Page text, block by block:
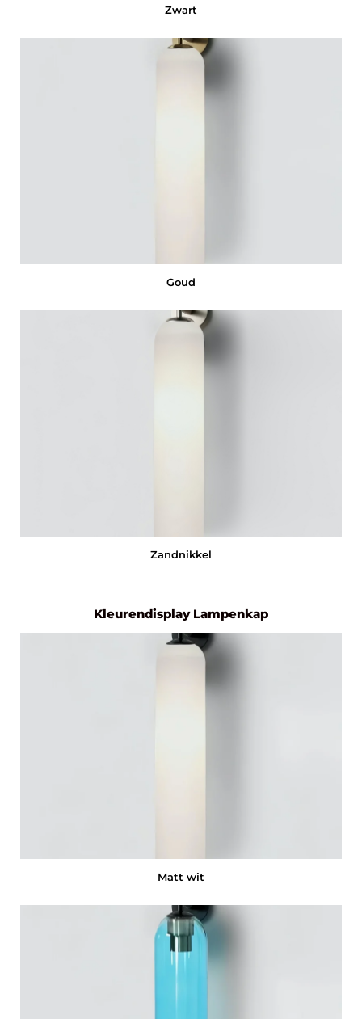
Zwart
Goud
Zandnikkel
Kleurendisplay Lampenkap
Matt wit